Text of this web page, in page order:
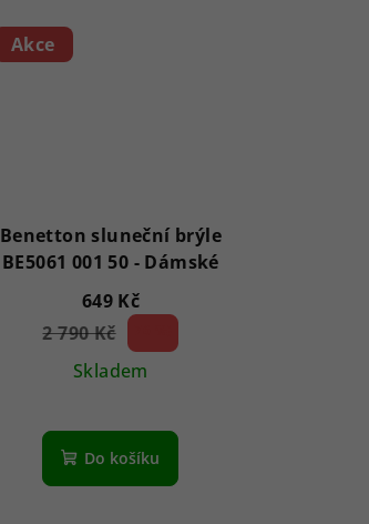
Akce
Benetton sluneční brýle
BE5061 001 50 - Dámské
649 Kč
2 790 Kč
Skladem
Do košíku